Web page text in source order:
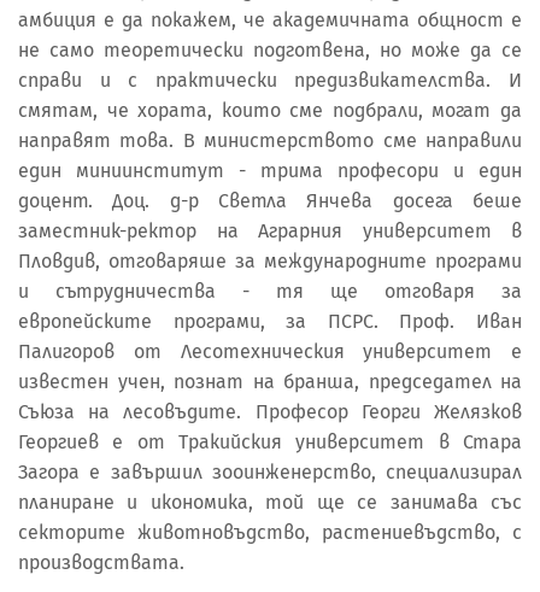
амбиция е да покажем, че академичната общност е
не само теоретически подготвена, но може да се
справи и с практически предизвикателства. И
смятам, че хората, които сме подбрали, могат да
направят това. В министерството сме направили
един миниинститут - трима професори и един
доцент. Доц. д-р Светла Янчева досега беше
заместник-ректор на Аграрния университет в
Пловдив, отговаряше за международните програми
и сътрудничества - тя ще отговаря за
европейските програми, за ПСРС. Проф. Иван
Палигоров от Лесотехническия университет е
известен учен, познат на бранша, председател на
Съюза на лесовъдите. Професор Георги Желязков
Георгиев е от Тракийския университет в Стара
Загора е завършил зооинженерство, специализирал
планиране и икономика, той ще се занимава със
секторите животновъдство, растениевъдство, с
производствата.